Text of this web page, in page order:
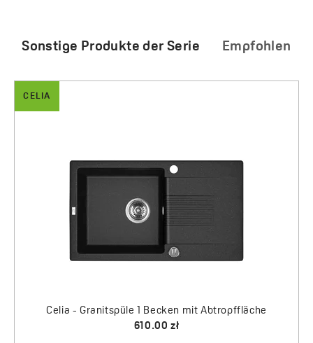
Sonstige Produkte der Serie Empfohlen
CELIA
610.00 zł
DROP
95.00 zł